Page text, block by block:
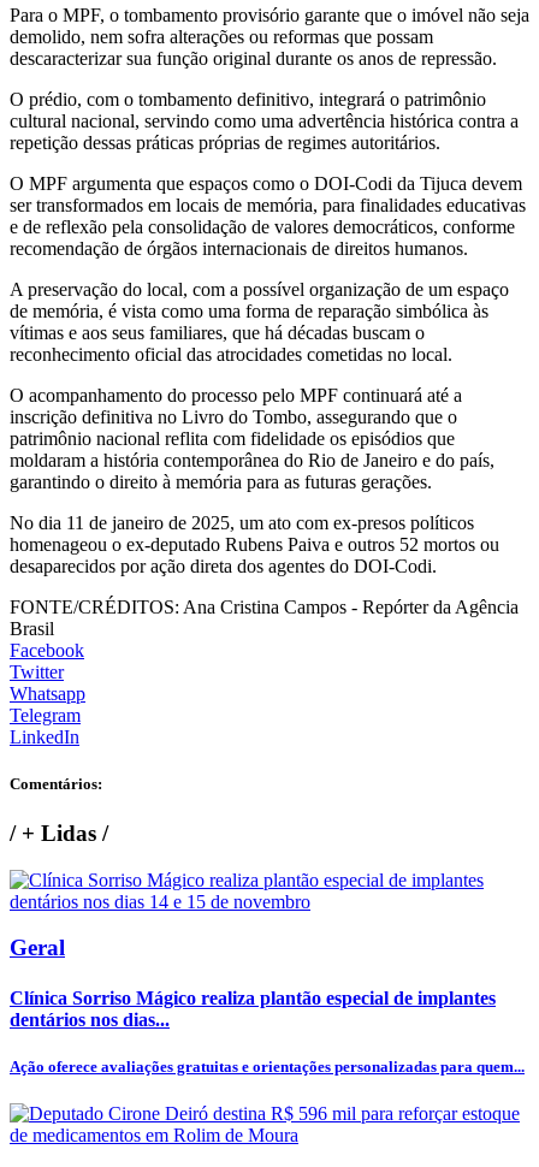
Para o MPF, o tombamento provisório garante que o imóvel não seja
demolido, nem sofra alterações ou reformas que possam
descaracterizar sua função original durante os anos de repressão.
O prédio, com o tombamento definitivo, integrará o patrimônio
cultural nacional, servindo como uma advertência histórica contra a
repetição dessas práticas próprias de regimes autoritários.
O MPF argumenta que espaços como o DOI-Codi da Tijuca devem
ser transformados em locais de memória, para finalidades educativas
e de reflexão pela consolidação de valores democráticos, conforme
recomendação de órgãos internacionais de direitos humanos.
A preservação do local, com a possível organização de um espaço
de memória, é vista como uma forma de reparação simbólica às
vítimas e aos seus familiares, que há décadas buscam o
reconhecimento oficial das atrocidades cometidas no local.
O acompanhamento do processo pelo MPF continuará até a
inscrição definitiva no Livro do Tombo, assegurando que o
patrimônio nacional reflita com fidelidade os episódios que
moldaram a história contemporânea do Rio de Janeiro e do país,
garantindo o direito à memória para as futuras gerações.
No dia 11 de janeiro de 2025, um ato com ex-presos políticos
homenageou o ex-deputado Rubens Paiva e outros 52 mortos ou
desaparecidos por ação direta dos agentes do DOI-Codi.
FONTE/CRÉDITOS: Ana Cristina Campos - Repórter da Agência
Brasil
Facebook
Twitter
Whatsapp
Telegram
LinkedIn
Comentários:
/+ Lidas /
Geral
Clínica Sorriso Mágico realiza plantão especial de implantes
dentários nos dias...
Ação oferece avaliações gratuitas e orientações personalizadas para quem...